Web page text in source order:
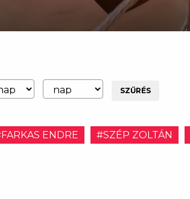
SZŰRÉS
ENDRE #SZÉP ZOLTÁN